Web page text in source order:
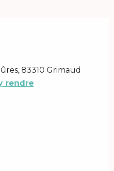
83310 Grimaud
rendre